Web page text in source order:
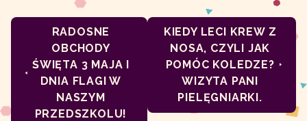
RADOSNE
OBCHODY
ŚWIĘTA 3 MAJA I
DNIA FLAGI W
NASZYM
PRZEDSZKOLU!
KIEDY LECI KREW Z
NOSA, CZYLI JAK
POMÓC KOLEDZE?
WIZYTA PANI
PIELĘGNIARKI.